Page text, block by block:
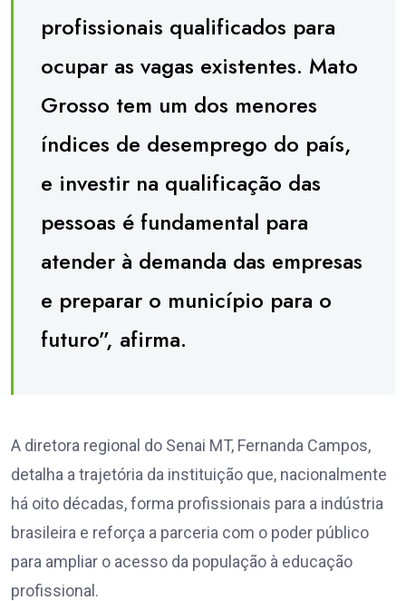
profissionais qualificados para
ocupar as vagas existentes. Mato
Grosso tem um dos menores
índices de desemprego do país,
e investir na qualificação das
pessoas é fundamental para
atender à demanda das empresas
e preparar o município para o
futuro”, afirma.
A diretora regional do Senai MT, Fernanda Campos,
detalha a trajetória da instituição que, nacionalmente
há oito décadas, forma profissionais para a indústria
brasileira e reforça a parceria com o poder público
para ampliar o acesso da população à educação
profissional.